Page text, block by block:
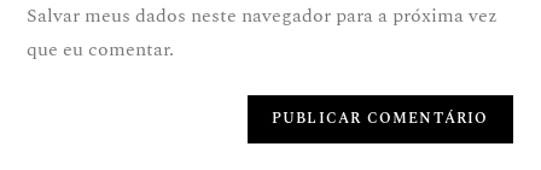
Salvar meus dados neste navegador para a próxima vez
que eu comentar.